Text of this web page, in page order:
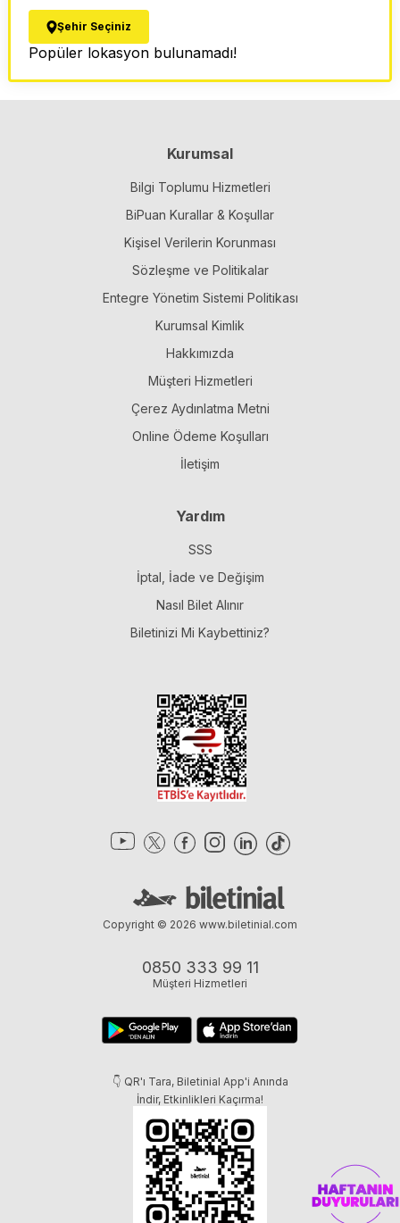
Şehir Seçiniz
Popüler lokasyon bulunamadı!
Kurumsal
Bilgi Toplumu Hizmetleri
BiPuan Kurallar & Koşullar
Kişisel Verilerin Korunması
Sözleşme ve Politikalar
Entegre Yönetim Sistemi Politikası
Kurumsal Kimlik
Hakkımızda
Müşteri Hizmetleri
Çerez Aydınlatma Metni
Online Ödeme Koşulları
İletişim
Yardım
SSS
İptal, İade ve Değişim
Nasıl Bilet Alınır
Biletinizi Mi Kaybettiniz?
0850 333 99 11
Müşteri Hizmetleri
👇 QR'ı Tara, Biletinial App'i Anında
İndir, Etkinlikleri Kaçırma!
Copyright © 2026 www.biletinial.com